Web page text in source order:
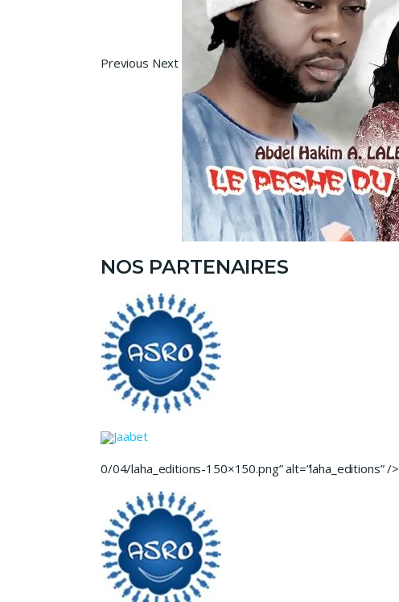
Previous Next
NOS PARTENAIRES
Jaabet
0/04/laha_editions-150×150.png” alt=”laha_editions” />